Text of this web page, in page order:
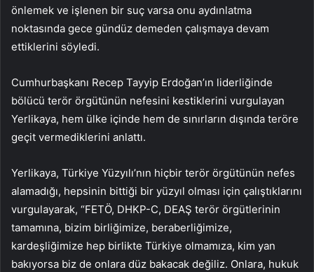
önlemek ve işlenen bir suç varsa onu aydınlatma
noktasında gece gündüz demeden çalışmaya devam
ettiklerini söyledi.
Cumhurbaşkanı Recep Tayyip Erdoğan’ın liderliğinde
bölücü terör örgütünün nefesini kestiklerini vurgulayan
Yerlikaya, hem ülke içinde hem de sınırların dışında teröre
geçit vermediklerini anlattı.
Yerlikaya, Türkiye Yüzyılı’nın hiçbir terör örgütünün nefes
alamadığı, hepsinin bittiği bir yüzyıl olması için çalıştıklarını
vurgulayarak, “FETÖ, DHKP-C, DEAŞ terör örgütlerinin
tamamına, bizim birliğimize, beraberliğimize,
kardeşliğimize hep birlikte Türkiye olmamıza, kim yan
bakıyorsa biz de onlara düz bakacak değiliz. Onlara, hukuk